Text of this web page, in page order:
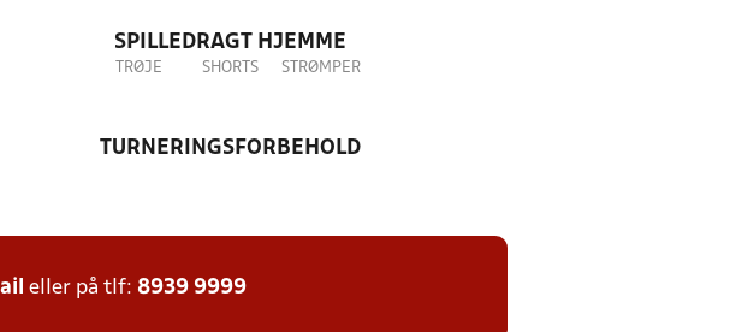
SPILLEDRAGT HJEMME
TRØJE SHORTS STRØMPER
TURNERINGSFORBEHOLD
eller på tlf: 8939 9999